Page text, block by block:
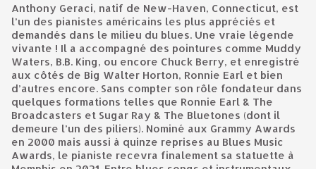
Anthony Geraci, natif de New-Haven, Connecticut, est
l’un des pianistes américains les plus appréciés et
demandés dans le milieu du blues. Une vraie légende
vivante ! Il a accompagné des pointures comme Muddy
Waters, B.B. King, ou encore Chuck Berry, et enregistré
aux côtés de Big Walter Horton, Ronnie Earl et bien
d’autres encore. Sans compter son rôle fondateur dans
quelques formations telles que Ronnie Earl & The
Broadcasters et Sugar Ray & The Bluetones (dont il
demeure l’un des piliers). Nominé aux Grammy Awards
en 2000 mais aussi à quinze reprises au Blues Music
Awards, le pianiste recevra finalement sa statuette à